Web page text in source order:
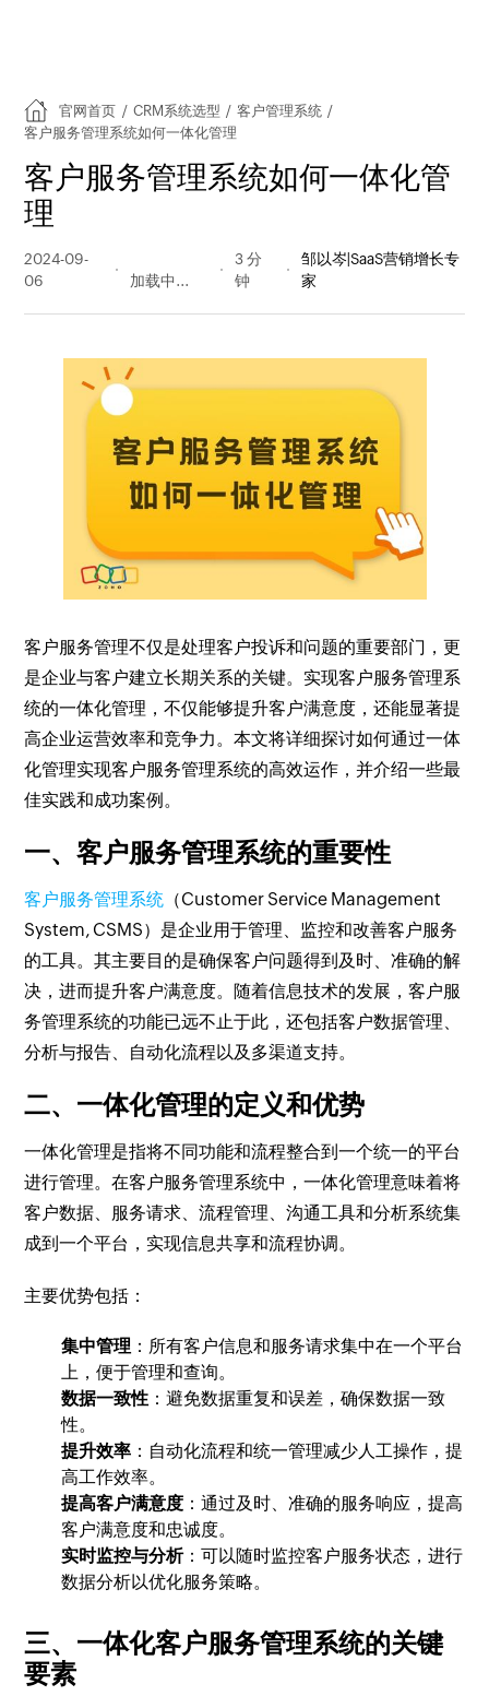
官网首页 / CRM系统选型 / 客户管理系统 /
客户服务管理系统如何一体化管理
客户服务管理系统如何一体化管
理
2024-09-
06
量
3 分
钟
邹以岑|SaaS营销增长专
家
客户服务管理不仅是处理客户投诉和问题的重要部门，更
是企业与客户建立长期关系的关键。实现客户服务管理系
统的一体化管理，不仅能够提升客户满意度，还能显著提
高企业运营效率和竞争力。本文将详细探讨如何通过一体
化管理实现客户服务管理系统的高效运作，并介绍一些最
佳实践和成功案例。
一、客户服务管理系统的重要性
客户服务管理系统 （Customer Service Management
System, CSMS）是企业用于管理、监控和改善客户服务
的工具。其主要目的是确保客户问题得到及时、准确的解
决，进而提升客户满意度。随着信息技术的发展，客户服
务管理系统的功能已远不止于此，还包括客户数据管理、
分析与报告、自动化流程以及多渠道支持。
二、一体化管理的定义和优势
一体化管理是指将不同功能和流程整合到一个统一的平台
进行管理。在客户服务管理系统中，一体化管理意味着将
客户数据、服务请求、流程管理、沟通工具和分析系统集
成到一个平台，实现信息共享和流程协调。
主要优势包括：
集中管理 ：所有客户信息和服务请求集中在一个平台
上，便于管理和查询。
数据一致性 ：避免数据重复和误差，确保数据一致
性。
提升效率 ：自动化流程和统一管理减少人工操作，提
高工作效率。
提高客户满意度 ：通过及时、准确的服务响应，提高
客户满意度和忠诚度。
实时监控与分析：可以随时监控客户服务状态，进行
数据分析以优化服务策略。
三、一体化客户服务管理系统的关键
要素